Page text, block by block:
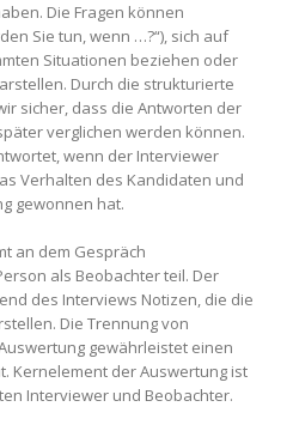
Die Fragen können
Sie tun, wenn …?“), sich auf
Situationen beziehen oder
Durch die strukturierte
sicher, dass die Antworten der
verglichen werden können.
wenn der Interviewer
Verhalten des Kandidaten und
gewonnen hat.
an dem Gespräch
als Beobachter teil. Der
des Interviews Notizen, die die
Die Trennung von
gewährleistet einen
Kernelement der Auswertung ist
Interviewer und Beobachter.